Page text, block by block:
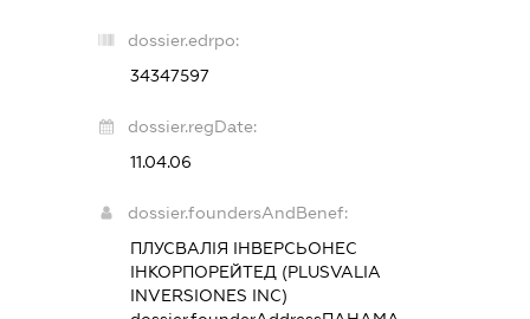
dossier.edrpo:
34347597
dossier.regDate:
11.04.06
dossier.foundersAndBenef:
ПЛУСВАЛІЯ ІНВЕРСЬОНЕС
ІНКОРПОРЕЙТЕД (PLUSVALIA
INVERSIONES INC)